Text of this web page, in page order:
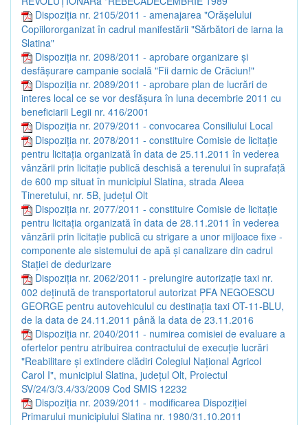
Dispoziția nr. 2105/2011 - amenajarea "Orăşelului
Copiilororganizat în cadrul manifestării "Sărbători de iarna la
Slatina"
Dispoziția nr. 2098/2011 - aprobare organizare şi
desfăşurare campanie socială "Fii darnic de Crăciun!"
Dispoziția nr. 2089/2011 - aprobare plan de lucrări de
interes local ce se vor desfăşura în luna decembrie 2011 cu
beneficiarii Legii nr. 416/2001
Dispoziția nr. 2079/2011 - convocarea Consiliului Local
Dispoziția nr. 2078/2011 - constituire Comisie de licitaţie
pentru licitaţia organizată în data de 25.11.2011 în vederea
vânzării prin licitaţie publică deschisă a terenului în suprafaţă
de 600 mp situat în municipiul Slatina, strada Aleea
Tineretului, nr. 5B, judeţul Olt
Dispoziția nr. 2077/2011 - constituire Comisie de licitaţie
pentru licitaţia organizată în data de 28.11.2011 în vederea
vânzării prin licitaţie publică cu strigare a unor mijloace fixe -
componente ale sistemului de apă şi canalizare din cadrul
Staţiei de dedurizare
Dispoziția nr. 2062/2011 - prelungire autorizaţie taxi nr.
002 deţinută de transportatorul autorizat PFA NEGOESCU
GEORGE pentru autovehiculul cu destinaţia taxi OT-11-BLU,
de la data de 24.11.2011 până la data de 23.11.2016
Dispoziția nr. 2040/2011 - numirea comisiei de evaluare a
ofertelor pentru atribuirea contractului de execuţie lucrări
"Reabilitare şi extindere clădiri Colegiul Naţional Agricol
Carol I", municipiul Slatina, judeţul Olt, Proiectul
SV/24/3/3.4/33/2009 Cod SMIS 12232
Dispoziția nr. 2039/2011 - modificarea Dispoziţiei
Primarului municipiului Slatina nr. 1980/31.10.2011